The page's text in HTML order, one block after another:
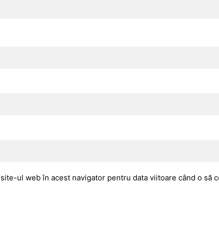
ul web în acest navigator pentru data viitoare când o să